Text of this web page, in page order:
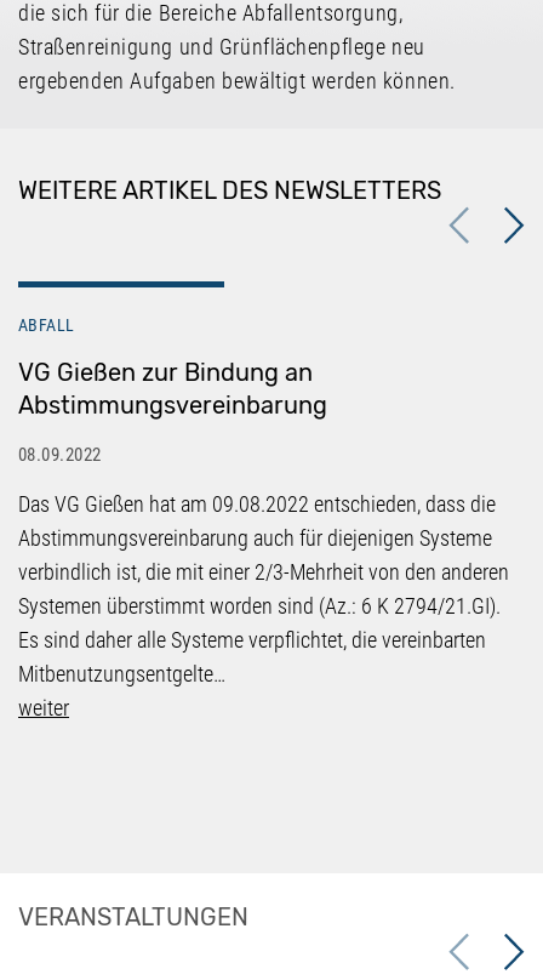
die sich für die Bereiche Abfallentsorgung,
Straßenreinigung und Grünflächenpflege neu
ergebenden Aufgaben bewältigt werden können.
WEITERE ARTIKEL DES NEWSLETTERS
Previous
ABFALL
VG Gießen zur Bindung an
Abstimmungsvereinbarung
08.09.2022
Das VG Gießen hat am 09.08.2022 entschieden, dass die
Abstimmungsvereinbarung auch für diejenigen Systeme
verbindlich ist, die mit einer 2/3-Mehrheit von den anderen
Systemen überstimmt worden sind (Az.: 6 K 2794/21.GI).
Es sind daher alle Systeme verpflichtet, die vereinbarten
Mitbenutzungsentgelte…
weiter
Next
VERANSTALTUNGEN
Previous Next